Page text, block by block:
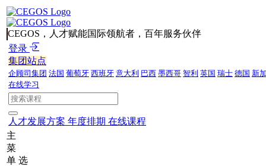
CEGOS，人才赋能国际领航者，百年服务伙伴
登录
集团站点
企顾司集团 法国 葡萄牙 西班牙 意大利 巴西 墨西哥 智利 英国 瑞士 德国 新
在线学习
人才发展方案 年度排期 在线课程
主
菜
单 选